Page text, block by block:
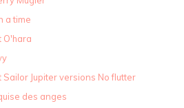
a time
O'hara
Jupiter versions No flutter
des anges